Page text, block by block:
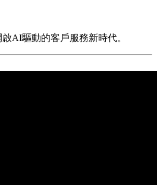
AI驅動的客戶服務新時代。